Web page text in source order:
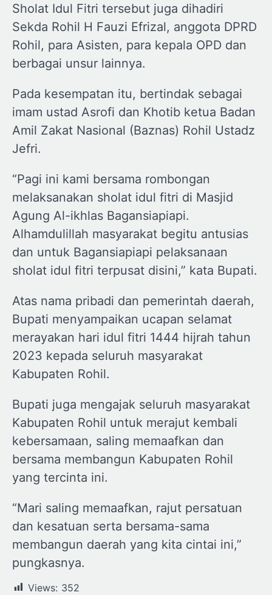
Sholat Idul Fitri tersebut juga dihadiri
Sekda Rohil H Fauzi Efrizal, anggota DPRD
Rohil, para Asisten, para kepala OPD dan
berbagai unsur lainnya.
Pada kesempatan itu, bertindak sebagai
imam ustad Asrofi dan Khotib ketua Badan
Amil Zakat Nasional (Baznas) Rohil Ustadz
Jefri.
“Pagi ini kami bersama rombongan
melaksanakan sholat idul fitri di Masjid
Agung Al-ikhlas Bagansiapiapi.
Alhamdulillah masyarakat begitu antusias
dan untuk Bagansiapiapi pelaksanaan
sholat idul fitri terpusat disini,” kata Bupati.
Atas nama pribadi dan pemerintah daerah,
Bupati menyampaikan ucapan selamat
merayakan hari idul fitri 1444 hijrah tahun
2023 kepada seluruh masyarakat
Kabupaten Rohil.
Bupati juga mengajak seluruh masyarakat
Kabupaten Rohil untuk merajut kembali
kebersamaan, saling memaafkan dan
bersama membangun Kabupaten Rohil
yang tercinta ini.
“Mari saling memaafkan, rajut persatuan
dan kesatuan serta bersama-sama
membangun daerah yang kita cintai ini,”
pungkasnya.
Views: 352